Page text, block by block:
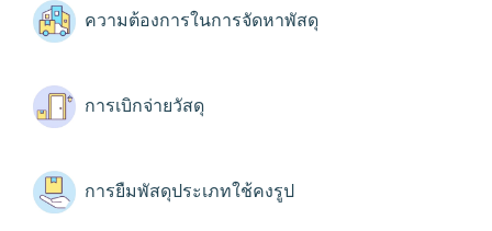
ความต้องการในการจัดหาพัสดุ
การเบิกจ่ายวัสดุ
การยืมพัสดุประเภทใช้คงรูป